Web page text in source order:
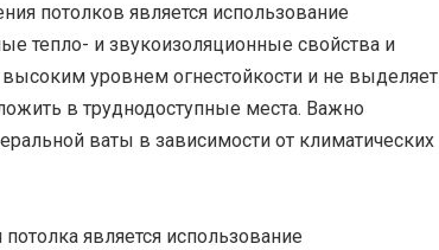
потолков является использование
тепло- и звукоизоляционные свойства и
уровнем огнестойкости и не выделяет
в труднодоступные места. Важно
ваты в зависимости от климатических
является использование